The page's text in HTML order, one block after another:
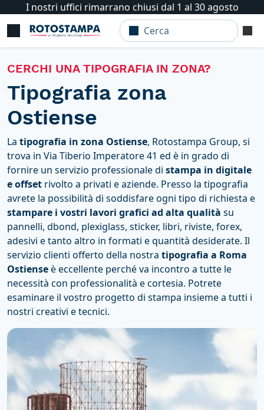
I nostri uffici rimarrano chiusi dal 1 al 30 agosto
CERCHI UNA TIPOGRAFIA IN ZONA?
Tipografia zona
Ostiense
La tipografia in zona Ostiense, Rotostampa Group, si
trova in Via Tiberio Imperatore 41 ed è in grado di
fornire un servizio professionale di stampa in digitale
e offset rivolto a privati e aziende. Presso la tipografia
avrete la possibilità di soddisfare ogni tipo di richiesta e
stampare i vostri lavori grafici ad alta qualità su
pannelli, dbond, plexiglass, sticker, libri, riviste, forex,
adesivi e tanto altro in formati e quantità desiderate. Il
servizio clienti offerto della nostra tipografia a Roma
Ostienseè eccellente perché va incontro a tutte le
necessità con professionalità e cortesia. Potrete
esaminare il vostro progetto di stampa insieme a tutti i
nostri creativi e tecnici.